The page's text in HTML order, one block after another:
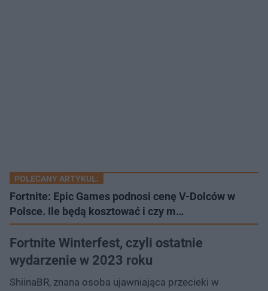
POLECANY ARTYKUŁ:
Fortnite: Epic Games podnosi cenę V-Dolców w
Polsce. Ile będą kosztować i czy m…
Fortnite Winterfest, czyli ostatnie
wydarzenie w 2023 roku
ShiinaBR, znana osoba ujawniająca przecieki w